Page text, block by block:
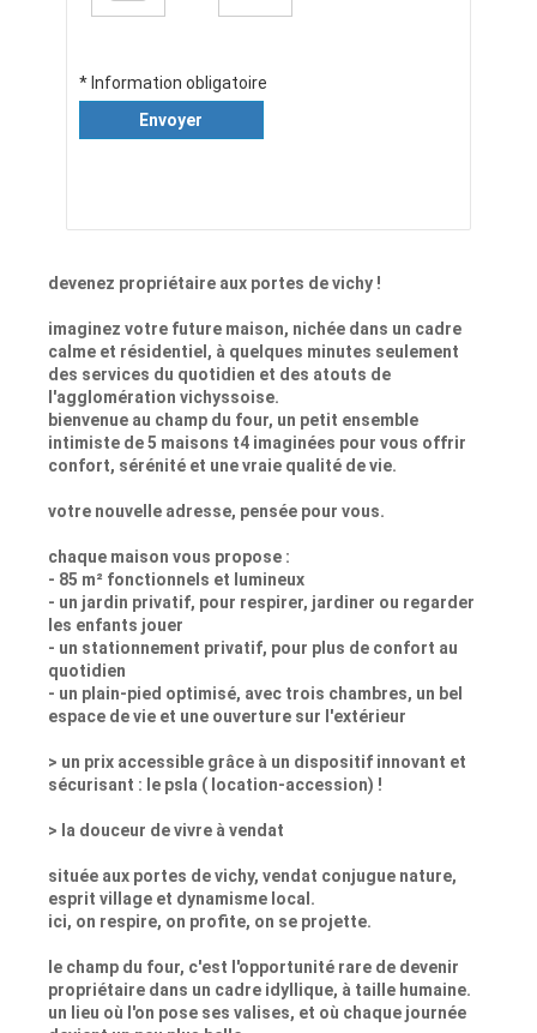
* Information obligatoire
Envoyer
devenez propriétaire aux portes de vichy !
imaginez votre future maison, nichée dans un cadre
calme et résidentiel, à quelques minutes seulement
des services du quotidien et des atouts de
l'agglomération vichyssoise.
bienvenue au champ du four, un petit ensemble
intimiste de 5 maisons t4 imaginées pour vous offrir
confort, sérénité et une vraie qualité de vie.
votre nouvelle adresse, pensée pour vous.
chaque maison vous propose :
- 85 m² fonctionnels et lumineux
- un jardin privatif, pour respirer, jardiner ou regarder
les enfants jouer
- un stationnement privatif, pour plus de confort au
quotidien
- un plain-pied optimisé, avec trois chambres, un bel
espace de vie et une ouverture sur l'extérieur
> un prix accessible grâce à un dispositif innovant et
sécurisant : le psla ( location-accession) !
> la douceur de vivre à vendat
située aux portes de vichy, vendat conjugue nature,
esprit village et dynamisme local.
ici, on respire, on profite, on se projette.
le champ du four, c'est l'opportunité rare de devenir
propriétaire dans un cadre idyllique, à taille humaine.
un lieu où l'on pose ses valises, et où chaque journée